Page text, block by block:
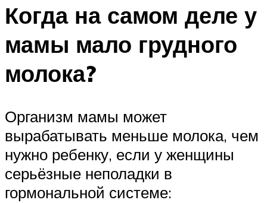
Когда на самом деле у
мамы мало грудного
молока?
Организм мамы может
вырабатывать меньше молока, чем
нужно ребенку, если у женщины
серьёзные неполадки в
гормональной системе: